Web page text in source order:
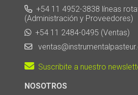
+54 11 4952-3838 líneas
(Administración y Proveedores)
+54 11 2484-0495 (Ventas)
Suscribite a nuestro
NOSOTROS